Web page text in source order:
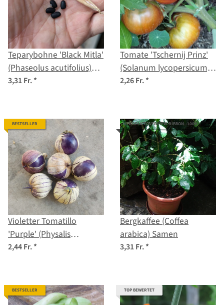
Teparybohne 'Black Mitla'
(Phaseolus acutifolius)
Samen
3,31 Fr.*
Tomate 'Tschernij Prinz'
(Solanum lycopersicum)
Samen
2,26 Fr.*
BESTSELLER
Violetter Tomatillo
'Purple' (Physalis
ixocarpa) Bio Samen
2,44 Fr.*
#PRODUCTOVERVIEW.RIBBON--100#
Bergkaffee (Coffea
arabica) Samen
3,31 Fr.*
BESTSELLER TOP BEWERTET